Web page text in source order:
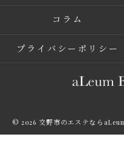
コラム
プライバシーポリシー
© 2026 交野市のエステなら